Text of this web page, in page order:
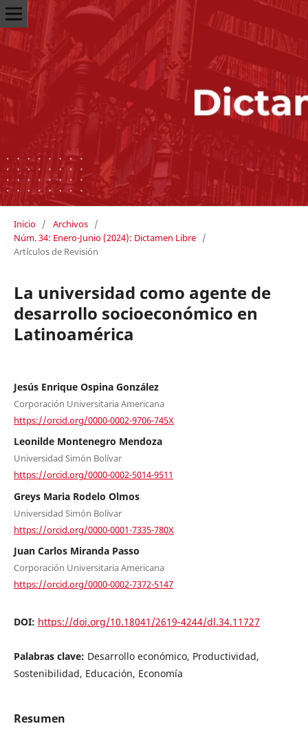
Inicio / Archivos /
Núm. 34: Enero-Junio (2024): Dictamen Libre /
Artículos de Revisión
La universidad como agente de
desarrollo socioeconómico en
Latinoamérica
Jesús Enrique Ospina González
Corporación Universitaria Americana
https://orcid.org/0000-0002-9706-745X
Leonilde Montenegro Mendoza
Universidad Simón Bolívar
https://orcid.org/0000-0002-5014-9511
Greys Maria Rodelo Olmos
Universidad Simón Bolívar
https://orcid.org/0000-0001-7335-780X
Juan Carlos Miranda Passo
Corporación Universitaria Americana
https://orcid.org/0000-0002-7372-5147
DOI: https://doi.org/10.18041/2619-4244/dl.34.11727
Palabras clave: Desarrollo económico, Productividad,
Sostenibilidad, Educación, Economía
Resumen